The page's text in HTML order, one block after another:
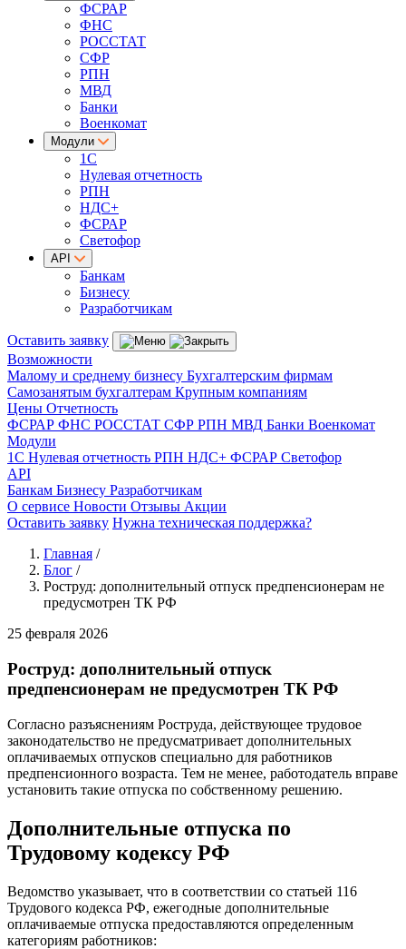
ФСРАР
ФНС
РОССТАТ
СФР
РПН
МВД
Банки
Военкомат
Модули
1С
Нулевая отчетность
РПН
НДС+
ФСРАР
Светофор
API
Банкам
Бизнесу
Разработчикам
Оставить заявку
Возможности
Малому и среднему бизнесу Бухгалтерским фирмам
Самозанятым бухгалтерам Крупным компаниям
Цены Отчетность
ФСРАР ФНС РОССТАТ СФР РПН МВД Банки Военкомат
Модули
1С Нулевая отчетность РПН НДС+ ФСРАР Светофор
API
Банкам Бизнесу Разработчикам
О сервисе Новости Отзывы Акции
Оставить заявку Нужна техническая поддержка?
Главная /
Блог /
Роструд: дополнительный отпуск предпенсионерам не
предусмотрен ТК РФ
25 февраля 2026
Роструд: дополнительный отпуск
предпенсионерам не предусмотрен ТК РФ
Согласно разъяснениям Роструда, действующее трудовое
законодательство не предусматривает дополнительных
оплачиваемых отпусков специально для работников
предпенсионного возраста. Тем не менее, работодатель вправе
установить такие отпуска по собственному решению.
Дополнительные отпуска по
Трудовому кодексу РФ
Ведомство указывает, что в соответствии со статьей 116
Трудового кодекса РФ, ежегодные дополнительные
оплачиваемые отпуска предоставляются определенным
категориям работников: